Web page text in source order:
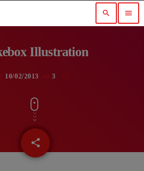
search menu
Illustration
10/02/2013 3
share
email